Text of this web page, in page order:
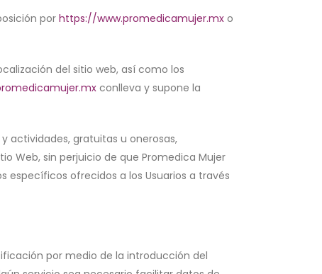
por https://www.promedicamujer.mx o
del sitio web, así como los
conlleva y supone la
actividades, gratuitas u onerosas,
Web, sin perjuicio de que Promedica Mujer
ofrecidos a los Usuarios a través
por medio de la introducción del